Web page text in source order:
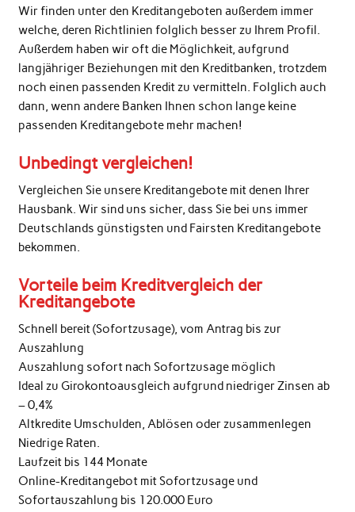
Wir finden unter den Kreditangeboten außerdem immer
welche, deren Richtlinien folglich besser zu Ihrem Profil.
Außerdem haben wir oft die Möglichkeit, aufgrund
langjähriger Beziehungen mit den Kreditbanken, trotzdem
noch einen passenden Kredit zu vermitteln. Folglich auch
dann, wenn andere Banken Ihnen schon lange keine
passenden Kreditangebote mehr machen!
Unbedingt vergleichen!
Vergleichen Sie unsere Kreditangebote mit denen Ihrer
Hausbank. Wir sind uns sicher, dass Sie bei uns immer
Deutschlands günstigsten und Fairsten Kreditangebote
bekommen.
Vorteile beim Kreditvergleich der
Kreditangebote
Schnell bereit (Sofortzusage), vom Antrag bis zur
Auszahlung
Auszahlung sofort nach Sofortzusage möglich
Ideal zu Girokontoausgleich aufgrund niedriger Zinsen ab
– 0,4%
Altkredite Umschulden, Ablösen oder zusammenlegen
Niedrige Raten.
Laufzeit bis 144 Monate
Online-Kreditangebot mit Sofortzusage und
Sofortauszahlung bis 120.000 Euro